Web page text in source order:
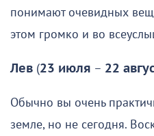
понимают очевидных
этом громко и во
Лев (23 июля – 22
Обычно вы очень
земле, но не сегодня.